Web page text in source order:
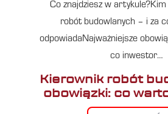
Co znajdziesz w
robót budowlanych – i za
odpowiadaNajważniejsze
co inwestor…
Kierownik robót
obowiązki: co